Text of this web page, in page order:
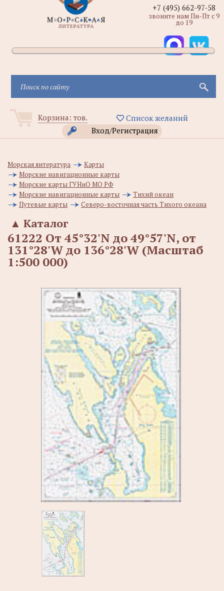
Корзина: тов.
Список желаний
Вход/Регистрация
+7 (495) 662-97-58
звоните нам Пн-Пт с 9
до 19
Морская литература
Карты
Морские навигационные карты
Морские карты ГУНиО МО РФ
Морские навигационные карты
Тихий океан
Путевые карты
Северо-восточная часть Тихого океана
Каталог
▲
61222 От 45°32'N до 49°57'N, от
131°28'W до 136°28'W (Масштаб
1:500 000)